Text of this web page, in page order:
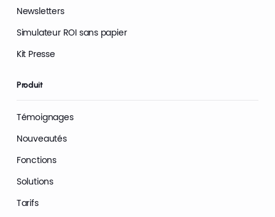
Newsletters
Simulateur ROI sans papier
Kit Presse
Produit
Témoignages
Nouveautés
Fonctions
Solutions
Tarifs